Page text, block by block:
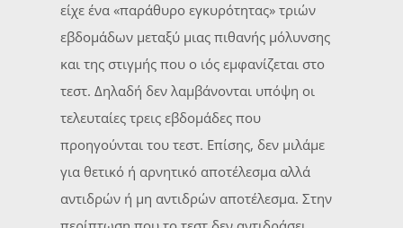
είχε ένα «παράθυρο εγκυρότητας» τριών
εβδομάδων μεταξύ μιας πιθανής μόλυνσης
και της στιγμής που ο ιός εμφανίζεται στο
τεστ. Δηλαδή δεν λαμβάνονται υπόψη οι
τελευταίες τρεις εβδομάδες που
προηγούνται του τεστ. Επίσης, δεν μιλάμε
για θετικό ή αρνητικό αποτέλεσμα αλλά
αντιδρών ή μη αντιδρών αποτέλεσμα. Στην